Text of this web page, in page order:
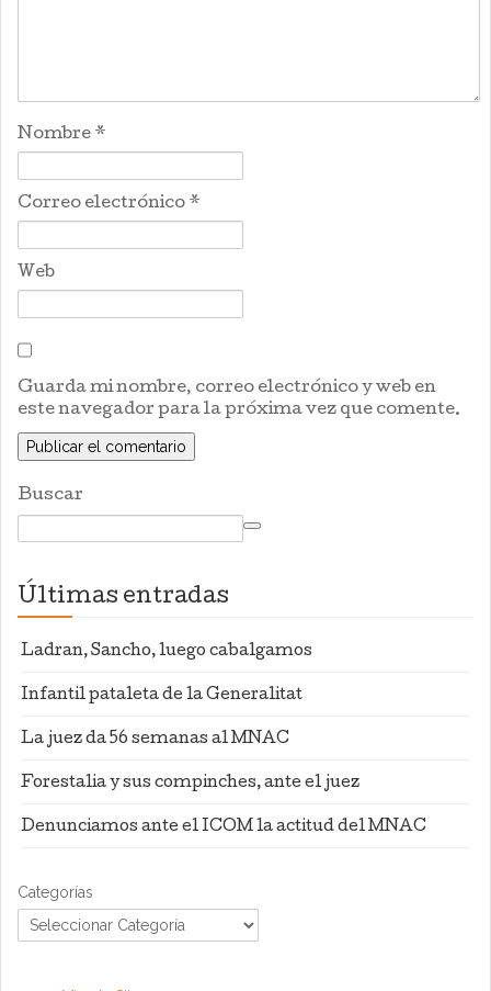
Nombre *
Correo electrónico *
Web
Guarda mi nombre, correo electrónico y web en
este navegador para la próxima vez que comente.
Buscar
Últimas entradas
Ladran, Sancho, luego cabalgamos
Infantil pataleta de la Generalitat
La juez da 56 semanas al MNAC
Forestalia y sus compinches, ante el juez
Denunciamos ante el ICOM la actitud del MNAC
Categorías